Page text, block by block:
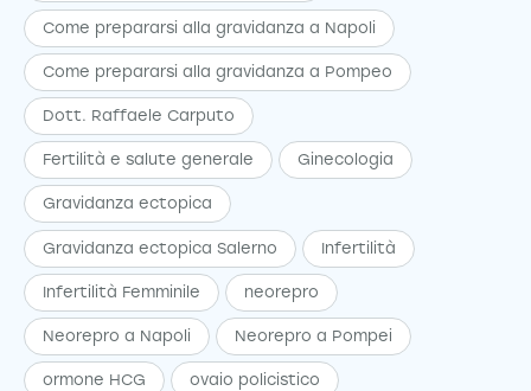
Come prepararsi alla gravidanza a Napoli
Come prepararsi alla gravidanza a Pompeo
Dott. Raffaele Carputo
Fertilità e salute generale Ginecologia
Gravidanza ectopica
Gravidanza ectopica Salerno Infertilità
Infertilità Femminile neorepro
Neorepro a Napoli Neorepro a Pompei
ormone HCG ovaio policistico